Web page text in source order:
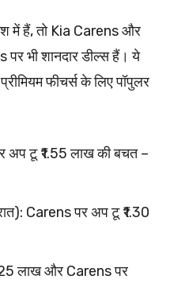
में हैं, तो Kia Carens और
भी शानदार डील्स हैं। ये
फीचर्स के लिए पॉपुलर
अप टू ₹1.55 लाख की बचत –
Carens पर अप टू ₹1.30
लाख और Carens पर